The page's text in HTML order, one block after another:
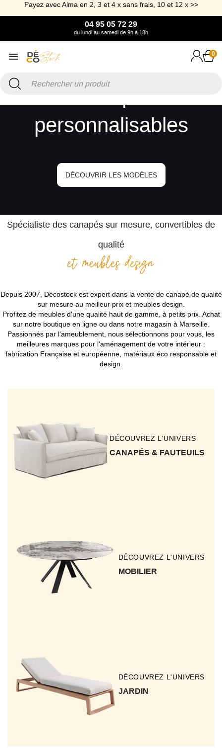
Payez avec Alma en 2, 3 et 4 x sans frais, 10 et 12 x >>
04 95 05 72 29
du lundi au samedi de 9h à 18h
0
Nos canapés-lits
personnalisables
DÉCOUVRIR LES MODÈLES
Spécialiste des canapés sur mesure, convertibles de
qualité
et meubles design
Depuis 2007, Décostock est expert dans la vente de canapé de qualité
sur mesure au meilleur prix et meubles design.
Profitez de meubles d'une qualité haut de gamme, à petits prix. Achat
sur notre boutique en ligne ou dans notre magasin à Marseille.
Passionnés par l'ameublement, nous sélectionnons pour vous, les
meilleures marques pour l'aménagement de votre intérieur :
fabrication Française et européenne, matériaux éco responsable et
design.
DÉCOUVREZ L'UNIVERS
CANAPÉS & FAUTEUILS
DÉCOUVREZ L'UNIVERS
MOBILIER
DÉCOUVREZ L'UNIVERS
JARDIN